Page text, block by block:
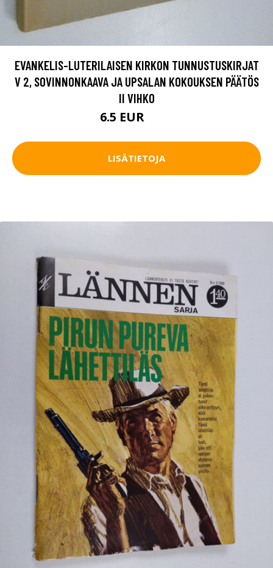
EVANKELIS-LUTERILAISEN KIRKON TUNNUSTUSKIRJAT
V 2, SOVINNONKAAVA JA UPSALAN KOKOUKSEN PÄÄTÖS
II VIHKO
6.5 EUR
LISÄTIETOJA